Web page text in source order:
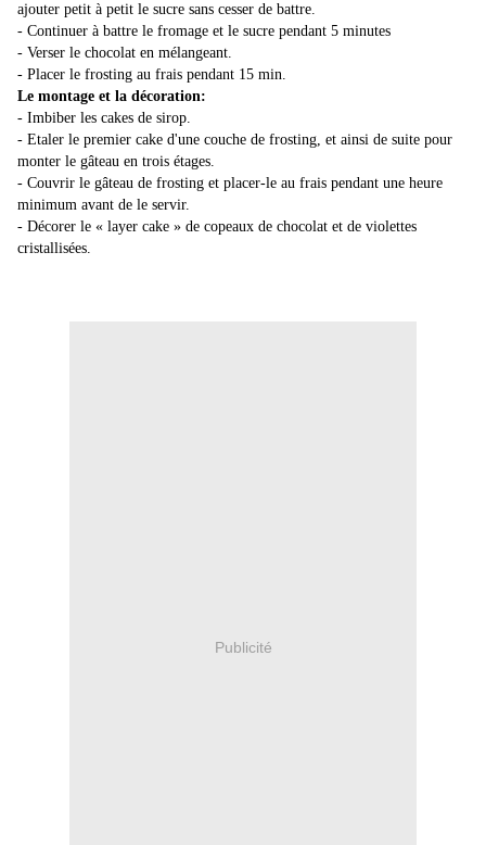
ajouter petit à petit le sucre sans cesser de battre.
- Continuer à battre le fromage et le sucre pendant 5 minutes
- Verser le chocolat en mélangeant.
- Placer le frosting au frais pendant 15 min.
Le montage et la décoration:
- Imbiber les cakes de sirop.
- Etaler le premier cake d'une couche de frosting, et ainsi de suite pour
monter le gâteau en trois étages.
- Couvrir le gâteau de frosting et placer-le au frais pendant une heure
minimum avant de le servir.
- Décorer le « layer cake » de copeaux de chocolat et de violettes
cristallisées.
Publicité